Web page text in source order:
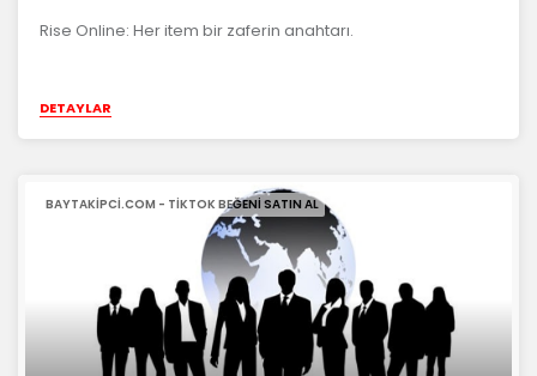
Rise Online: Her item bir zaferin anahtarı.
DETAYLAR
BAYTAKIPCI.COM - TIKTOK BEĞENI SATIN AL